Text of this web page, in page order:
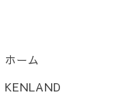
ホーム
KENLAND